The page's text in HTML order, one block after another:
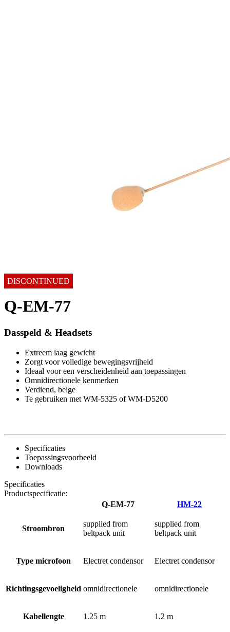
DISCONTINUED
Q-EM-77
Dasspeld & Headsets
Extreem laag gewicht
Zorgt voor volledige bewegingsvrijheid
Ideaal voor een verscheidenheid aan toepassingen
Omnidirectionele kenmerken
Verdiend, beige
Te gebruiken met WM-5325 of WM-D5200
Specificaties
Toepassingsvoorbeeld
Downloads
Specificaties
Productspecificatie:
Q-EM-77
HM-22
Stroombron
supplied from
beltpack unit
supplied from
beltpack unit
Type microfoon Electret condensor Electret condensor
Richtingsgevoeligheid omnidirectionele omnidirectionele
Kabellengte 1.25 m 1.2 m